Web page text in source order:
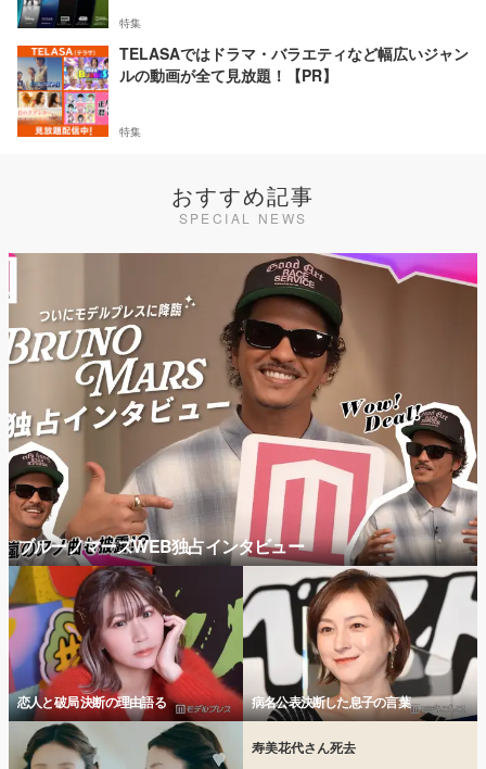
特集
TELASAではドラマ・バラエティなど幅広いジャン
ルの動画が全て見放題！【PR】
特集
おすすめ記事
SPECIAL NEWS
ブルーノマーズWEB独占インタビュー
恋人と破局 決断の理由語る 病名公表決断した息子の言葉
寿美花代さん死去